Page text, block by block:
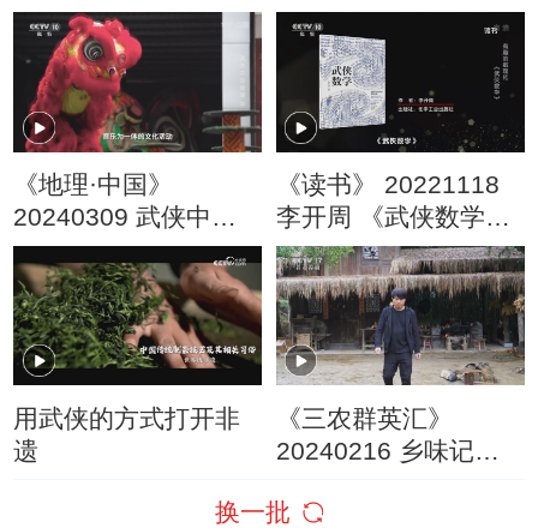
内地 单剧引爆全民武
侠狂潮
《地理·中国》
20240309 武侠中的
地理（中）
《读书》 20221118
李开周 《武侠数学》
有趣的数理化：《武
侠数学》
用武侠的方式打开非
遗
《三农群英汇》
20240216 乡味记
换一批